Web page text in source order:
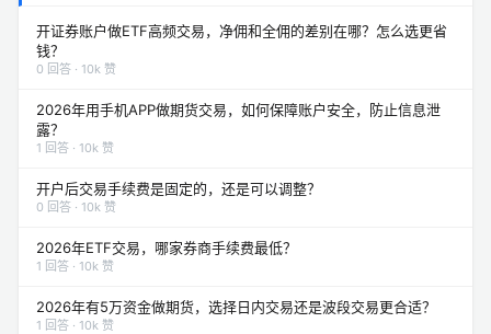
开证券账户做ETF高频交易，净佣和全佣的差别在哪？怎么选更省
钱？
0 回答 · 10k 赞
2026年用手机APP做期货交易，如何保障账户安全，防止信息泄
露？
1 回答 · 10k 赞
开户后交易手续费是固定的，还是可以调整？
0 回答 · 10k 赞
2026年ETF交易，哪家券商手续费最低？
1 回答 · 10k 赞
2026年有5万资金做期货，选择日内交易还是波段交易更合适？
1 回答 · 10k 赞